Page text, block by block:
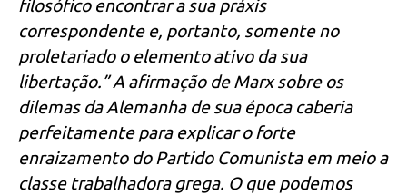
filosófico encontrar a sua práxis
correspondente e, portanto, somente no
proletariado o elemento ativo da sua
libertação.” A afirmação de Marx sobre os
dilemas da Alemanha de sua época caberia
perfeitamente para explicar o forte
enraizamento do Partido Comunista em meio a
classe trabalhadora grega. O que podemos